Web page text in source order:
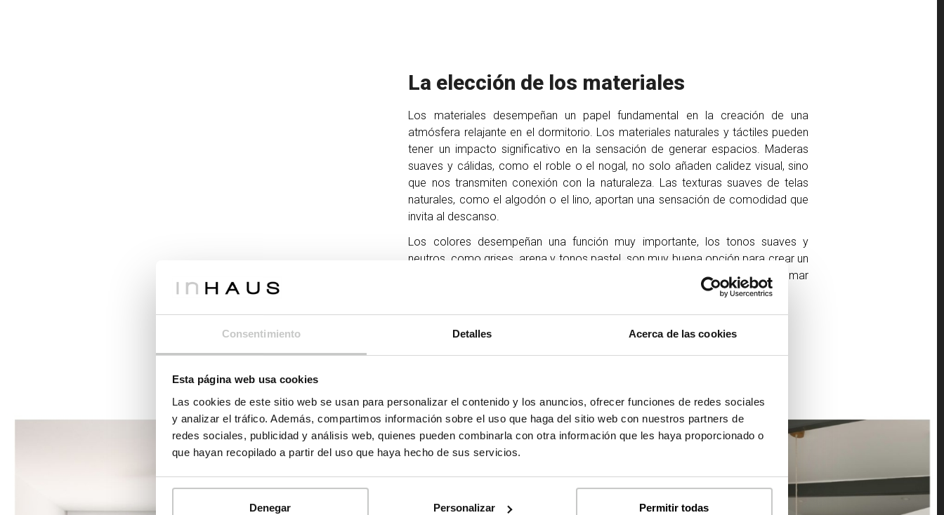
Consentimiento Detalles Acerca de las cookies
Esta página web usa cookies
Las cookies de este sitio web se usan para personalizar el contenido y los anuncios, ofrecer funciones de redes sociales
y analizar el tráfico. Además, compartimos información sobre el uso que haga del sitio web con nuestros partners de
redes sociales, publicidad y análisis web, quienes pueden combinarla con otra información que les haya proporcionado o
que hayan recopilado a partir del uso que haya hecho de sus servicios.
Denegar Personalizar Permitir todas
La elección de los materiales
Los materiales desempeñan un papel fundamental en la creación de una
atmósfera relajante en el dormitorio. Los materiales naturales y táctiles pueden
tener un impacto significativo en la sensación de generar espacios. Maderas
suaves y cálidas, como el roble o el nogal, no solo añaden calidez visual, sino
que nos transmiten conexión con la naturaleza. Las texturas suaves de telas
naturales, como el algodón o el lino, aportan una sensación de comodidad que
invita al descanso.
Los colores desempeñan una función muy importante, los tonos suaves y
neutros, como grises, arena y tonos pastel, son muy buena opción para crear un
ambiente relajante. Estos colores pueden lograr generar equilibrio visual y calmar
los sentidos, lo que es esencial para una experiencia de descanso optima.